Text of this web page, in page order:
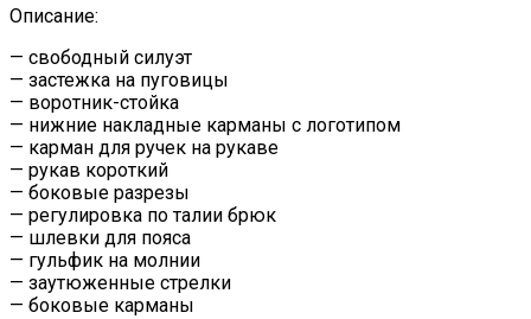
Описание:
— свободный силуэт
— застежка на пуговицы
— воротник-стойка
— нижние накладные карманы с логотипом
— карман для ручек на рукаве
— рукав короткий
— боковые разрезы
— регулировка по талии брюк
— шлевки для пояса
— гульфик на молнии
— заутюженные стрелки
— боковые карманы